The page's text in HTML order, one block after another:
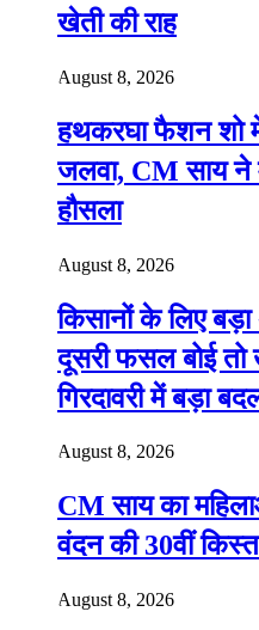
खेती की राह
August 8, 2026
हथकरघा फैशन शो में
जलवा, CM साय ने
हौसला
August 8, 2026
किसानों के लिए
दूसरी फसल बोई
गिरदावरी में बड़ा
August 8, 2026
CM साय का
वंदन की 30वीं
August 8, 2026